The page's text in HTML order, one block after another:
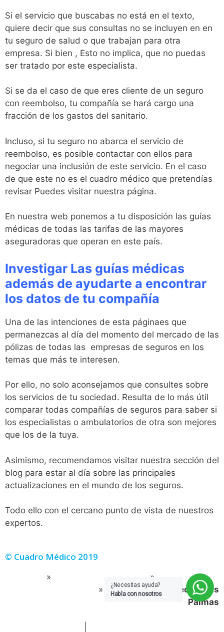
¿Necesitas ayuda?
Habla con nosotros
Si el servicio que buscabas no está en el texto,
quiere decir que sus consultas no se incluyen en en
tu seguro de salud o que trabajan para otra
empresa. Si bien , Esto no implica, que no puedas
ser tratado por este especialista.
Si se da el caso de que eres cliente de un seguro
con reembolso, tu compañía se hará cargo una
fracción de los gastos del sanitario.
Incluso, si tu seguro no abarca el servicio de
reembolso, es posible contactar con ellos para
negociar una inclusión de este servicio. En el caso
de que este no es el cuadro médico que pretendías
revisar Puedes visitar nuestra página.
En nuestra web ponemos a tu disposición las guías
médicas de todas las tarifas de las mayores
aseguradoras que operan en este país.
Investigar Las guías médicas
además de ayudarte a encontrar
los datos de tu compañía
Una de las intenciones de esta páginaes que
permanezcas al día del momento del mercado de las
pólizas de todas las empresas de seguros en los
temas que más te interesen.
Por ello, no solo aconsejamos que consultes sobre
los servicios de tu sociedad. Resulta de lo más útil
comparar todas compañías de seguros para saber si
los especialistas o ambulatorios de otra son mejores
que los de la tuya.
Asimismo, recomendamos visitar nuestra sección del
blog para estar al día sobre las principales
actualizaciones en el mundo de los seguros.
Todo ello con el cercano punto de vista de nuestros
expertos.
© Cuadro Médico 2019
» »
Sanitas Cuadro
»
Sanitas cuadro médico Las
Palmas